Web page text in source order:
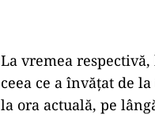
La vremea
ceea ce a învăţat de
la ora actuală, pe